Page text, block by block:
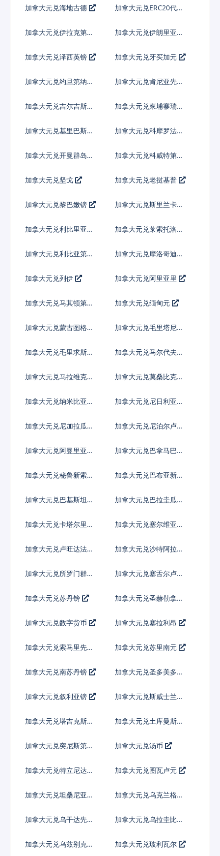
加拿大元兑海地古德 加拿大元兑ERC20代币
加拿大元兑伊拉克第纳
加拿大元兑伊朗里亚尔
加拿大元兑泽西英镑 加拿大元兑牙买加元
加拿大元兑约旦第纳尔 加拿大元兑肯尼亚先令
加拿大元兑吉尔吉斯斯
加拿大元兑柬埔寨瑞尔
加拿大元兑基里巴斯元 加拿大元兑科摩罗法郎
加拿大元兑开曼群岛元
加拿大元兑科威特第纳
加拿大元兑坚戈 加拿大元兑老挝基普
加拿大元兑黎巴嫩镑
加拿大元兑斯里兰卡卢
加拿大元兑利比里亚元 加拿大元兑莱索托洛蒂
加拿大元兑利比亚第纳
加拿大元兑摩洛哥迪拉
加拿大元兑列伊 加拿大元兑阿里亚里
加拿大元兑马其顿第纳
加拿大元兑缅甸元
加拿大元兑蒙古图格里
加拿大元兑毛里塔尼亚
加拿大元兑毛里求斯卢
加拿大元兑马尔代夫拉
加拿大元兑马拉维克瓦
加拿大元兑莫桑比克梅
加拿大元兑纳米比亚元
加拿大元兑尼日利亚奈
加拿大元兑尼加拉瓜科
加拿大元兑尼泊尔卢比
加拿大元兑阿曼里亚尔
加拿大元兑巴拿马巴波
加拿大元兑秘鲁新索尔
加拿大元兑巴布亚新几
加拿大元兑巴基斯坦卢
加拿大元兑巴拉圭瓜拉
加拿大元兑卡塔尔里亚
加拿大元兑塞尔维亚第
加拿大元兑卢旺达法郎 加拿大元兑沙特阿拉伯
加拿大元兑所罗门群岛
加拿大元兑塞舌尔卢比
加拿大元兑苏丹镑 加拿大元兑圣赫勒拿镑
加拿大元兑数字货币 加拿大元兑塞拉利昂
加拿大元兑索马里先令 加拿大元兑苏里南元
加拿大元兑南苏丹镑
加拿大元兑圣多美多布
加拿大元兑叙利亚镑
加拿大元兑斯威士兰里
加拿大元兑塔吉克斯坦
加拿大元兑土库曼斯坦
加拿大元兑突尼斯第纳
加拿大元兑汤币
加拿大元兑特立尼达多
加拿大元兑图瓦卢元
加拿大元兑坦桑尼亚先
加拿大元兑乌克兰格里
加拿大元兑乌干达先令 加拿大元兑乌拉圭比索
加拿大元兑乌兹别克斯 加拿大元兑玻利瓦尔